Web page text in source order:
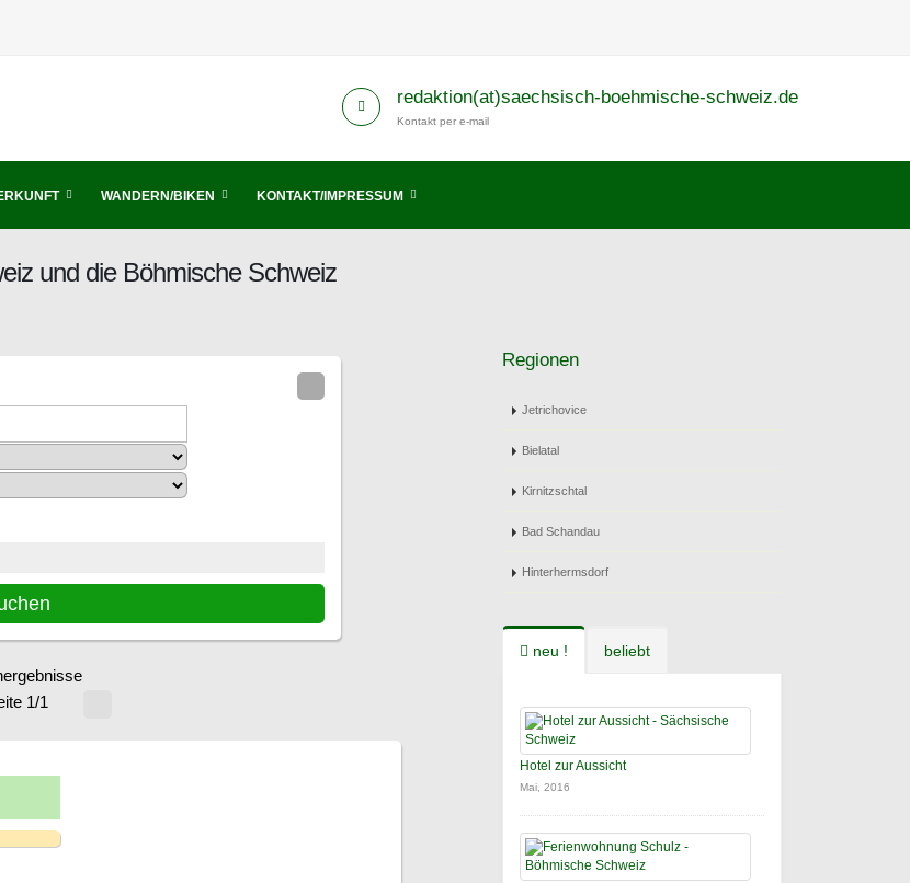
redaktion(at)saechsisch-boehmische-schweiz.de
Kontakt per e-mail
WANDERN/BIKEN KONTAKT/IMPRESSUM
und die Böhmische Schweiz
1/1
Regionen
Jetrichovice
Bielatal
Kirnitzschtal
Bad Schandau
Hinterhermsdorf
neu ! beliebt
Hotel zur Aussicht
Mai, 2016